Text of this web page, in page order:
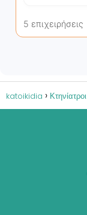
5 επιχειρήσεις
katoikidia Κτηνίατροι